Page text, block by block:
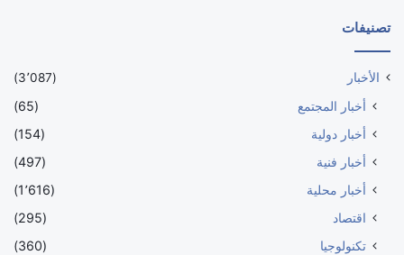
تصنيفات
الأخبار (3٬087)
أخبار المجتمع
(65)
أخبار دولية
(154)
أخبار فنية
(497)
أخبار محلية
(1٬616)
اقتصاد
(295)
تكنولوجيا
(360)